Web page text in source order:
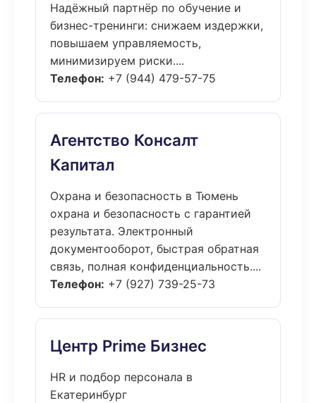
Надёжный партнёр по обучение и
бизнес-тренинги: снижаем издержки,
повышаем управляемость,
минимизируем риски....
Телефон: +7 (944) 479-57-75
Агентство Консалт
Капитал
Охрана и безопасность в Тюмень
охрана и безопасность с гарантией
результата. Электронный
документооборот, быстрая обратная
связь, полная конфиденциальность....
Телефон: +7 (927) 739-25-73
Центр Prime Бизнес
HR и подбор персонала в
Екатеринбург